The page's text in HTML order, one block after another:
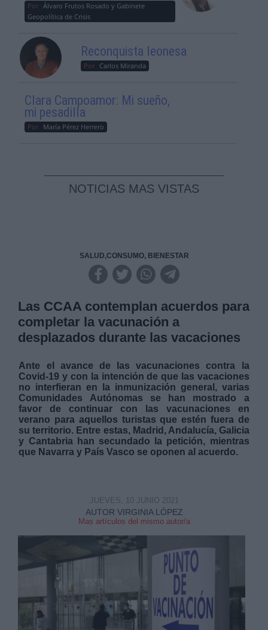
Por Álvaro Frutos Rosado y Gabinete
Geopolítica de Crisis
Reconquista leonesa
Por Carlos Miranda
Clara Campoamor: Mi sueño,
mi pesadilla
Por María Pérez Herrero
NOTICIAS MAS VISTAS
SALUD,CONSUMO, BIENESTAR
Las CCAA contemplan acuerdos para
completar la vacunación a
desplazados durante las vacaciones
Ante el avance de las vacunaciones contra la
Covid-19 y con la intención de que las vacaciones
no interfieran en la inmunización general, varias
Comunidades Autónomas se han mostrado a
favor de continuar con las vacunaciones en
verano para aquellos turistas que estén fuera de
su territorio. Entre estas, Madrid, Andalucía, Galicia
y Cantabria han secundado la petición, mientras
que Navarra y País Vasco se oponen al acuerdo.
AUTOR VIRGINIA LÓPEZ
Mas artículos del mismo autor/a
JUEVES, 10 JUNIO 2021